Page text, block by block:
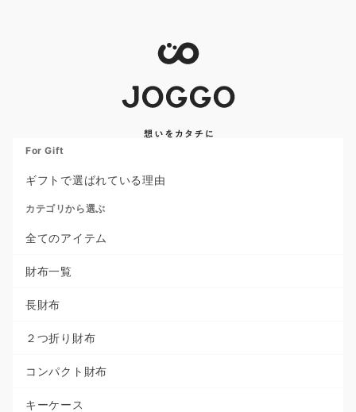
For Gift
ギフトで選ばれている理由
カテゴリから選ぶ
全てのアイテム
財布一覧
長財布
２つ折り財布
コンパクト財布
キーケース